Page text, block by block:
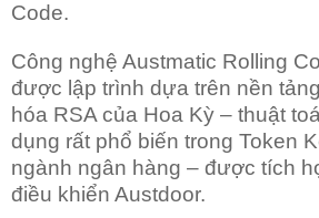
Code.
Công nghệ Austmatic Rolling
được lập trình dựa trên nền
hóa RSA của Hoa Kỳ – thuật
dụng rất phổ biến trong Token
ngành ngân hàng – được tích
điều khiển Austdoor.